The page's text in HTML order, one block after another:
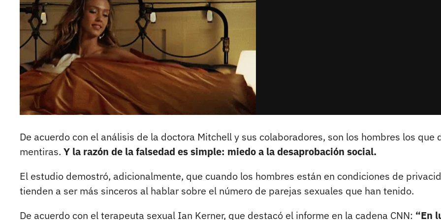
De acuerdo con el análisis de la doctora Mitchell y sus colaboradores, son los hombres los que
mentiras. Y la razón de la falsedad es simple: miedo a la desaprobación social.
El estudio demostró, adicionalmente, que cuando los hombres están en condiciones de
tienden a ser más sinceros al hablar sobre el número de parejas sexuales que han tenido.
De acuerdo con el terapeuta sexual Ian Kerner, que destacó el informe en la cadena CNN: “En